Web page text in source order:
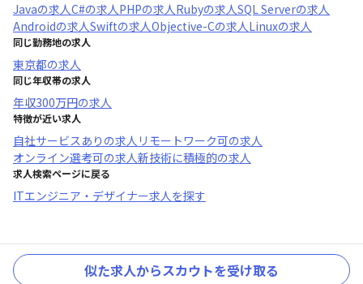
Javaの求人C#の求人PHPの求人Rubyの求人SQL Serverの求人
Androidの求人Swiftの求人Objective-Cの求人Linuxの求人
同じ勤務地の求人
東京都の求人
同じ年収帯の求人
年収300万円の求人
特徴が近い求人
自社サービスあり の求人 リモートワーク可の求人
オンライン選考可の求人新技術に積極的の求人
求人検索ページに戻る
ITエンジニア・デザイナー求人を探す
似た求人からスカウトを受け取る